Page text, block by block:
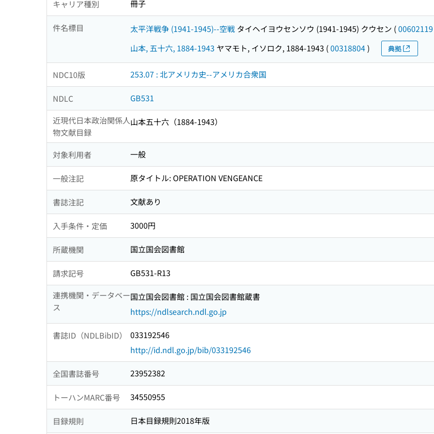
キャリア種別 冊子
件名標目 太平洋戦争 (1941-1945)--空戦 タイヘイヨウセンソウ (1941-1945) クウセン (00602119
山本, 五十六, 1884-1943 ヤマモト, イソロク, 1884-1943 (00318804) 典拠
NDC10版 253.07 : 北アメリカ史--アメリカ合衆国
NDLC
GB531
近現代日本政治関係人
物文献目録
山本五十六（1884-1943）
対象利用者 一般
一般注記 原タイトル: OPERATION VENGEANCE
書誌注記 文献あり
入手条件・定価 3000円
所蔵機関 国立国会図書館
請求記号
GB531-R13
連携機関・データベー
ス
国立国会図書館 : 国立国会図書館蔵書
https://ndlsearch.ndl.go.jp
書誌ID（NDLBibID）
033192546
http://id.ndl.go.jp/bib/033192546
全国書誌番号 23952382
トーハンMARC番号 34550955
目録規則 日本目録規則2018年版